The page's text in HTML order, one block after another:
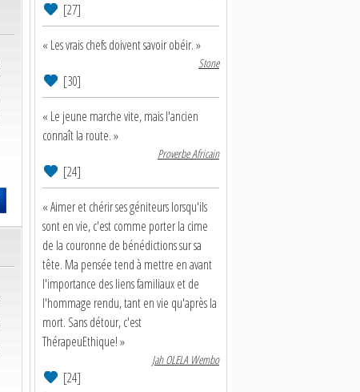
[27]
« Les vrais chefs doivent savoir obéir. »
Stone
[30]
« Le jeune marche vite, mais l'ancien
connaît la route. »
Proverbe Africain
[24]
« Aimer et chérir ses géniteurs lorsqu'ils
sont en vie, c'est comme porter la cime
de la couronne de bénédictions sur sa
tête. Ma pensée tend à mettre en avant
l'importance des liens familiaux et de
l'hommage rendu, tant en vie qu'après la
mort. Sans détour, c'est
ThérapeuEthique! »
Jah OLELA Wembo
[24]